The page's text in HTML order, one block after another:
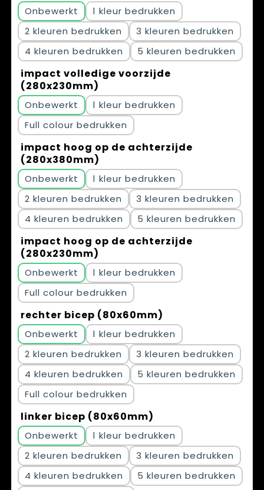
Onbewerkt
1
2
3
4
5
impact volledige voorzijde
(280x230mm)
Onbewerkt
1
Full colour
impact hoog op de achterzijde
(280x380mm)
Onbewerkt
1
2
3
4
5
impact hoog op de achterzijde
(280x230mm)
Onbewerkt
1
Full colour
rechter bicep (80x60mm)
Onbewerkt
1
2
3
4
5
Full colour
linker bicep (80x60mm)
Onbewerkt
1
2
3
4
5